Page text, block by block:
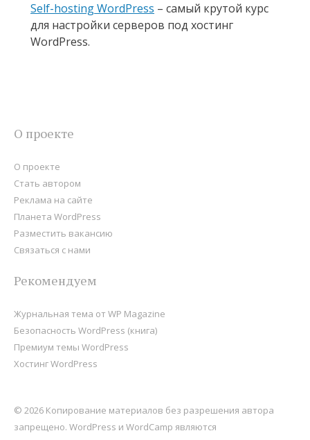
Self-hosting WordPress – самый крутой курс
для настройки серверов под хостинг
WordPress.
О проекте
О проекте
Стать автором
Реклама на сайте
Планета WordPress
Разместить вакансию
Связаться с нами
Рекомендуем
Журнальная тема от WP Magazine
Безопасность WordPress (книга)
Премиум темы WordPress
Хостинг WordPress
© 2026 Копирование материалов без разрешения автора
запрещено. WordPress и WordCamp являются